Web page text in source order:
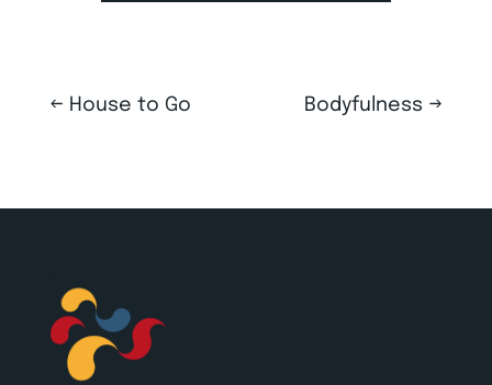
← House to Go Bodyfulness →